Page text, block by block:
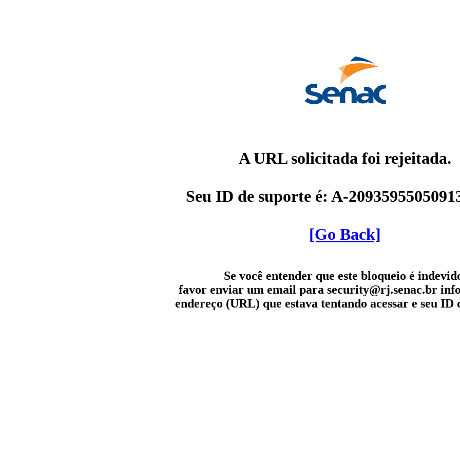
A URL solicitada foi rejeitada.
Seu ID de suporte é: A-
[Go Back]
Se você entender que este bloqueio é
favor enviar um email para security@rj.senac.br
endereço (URL) que estava tentando acessar e seu ID